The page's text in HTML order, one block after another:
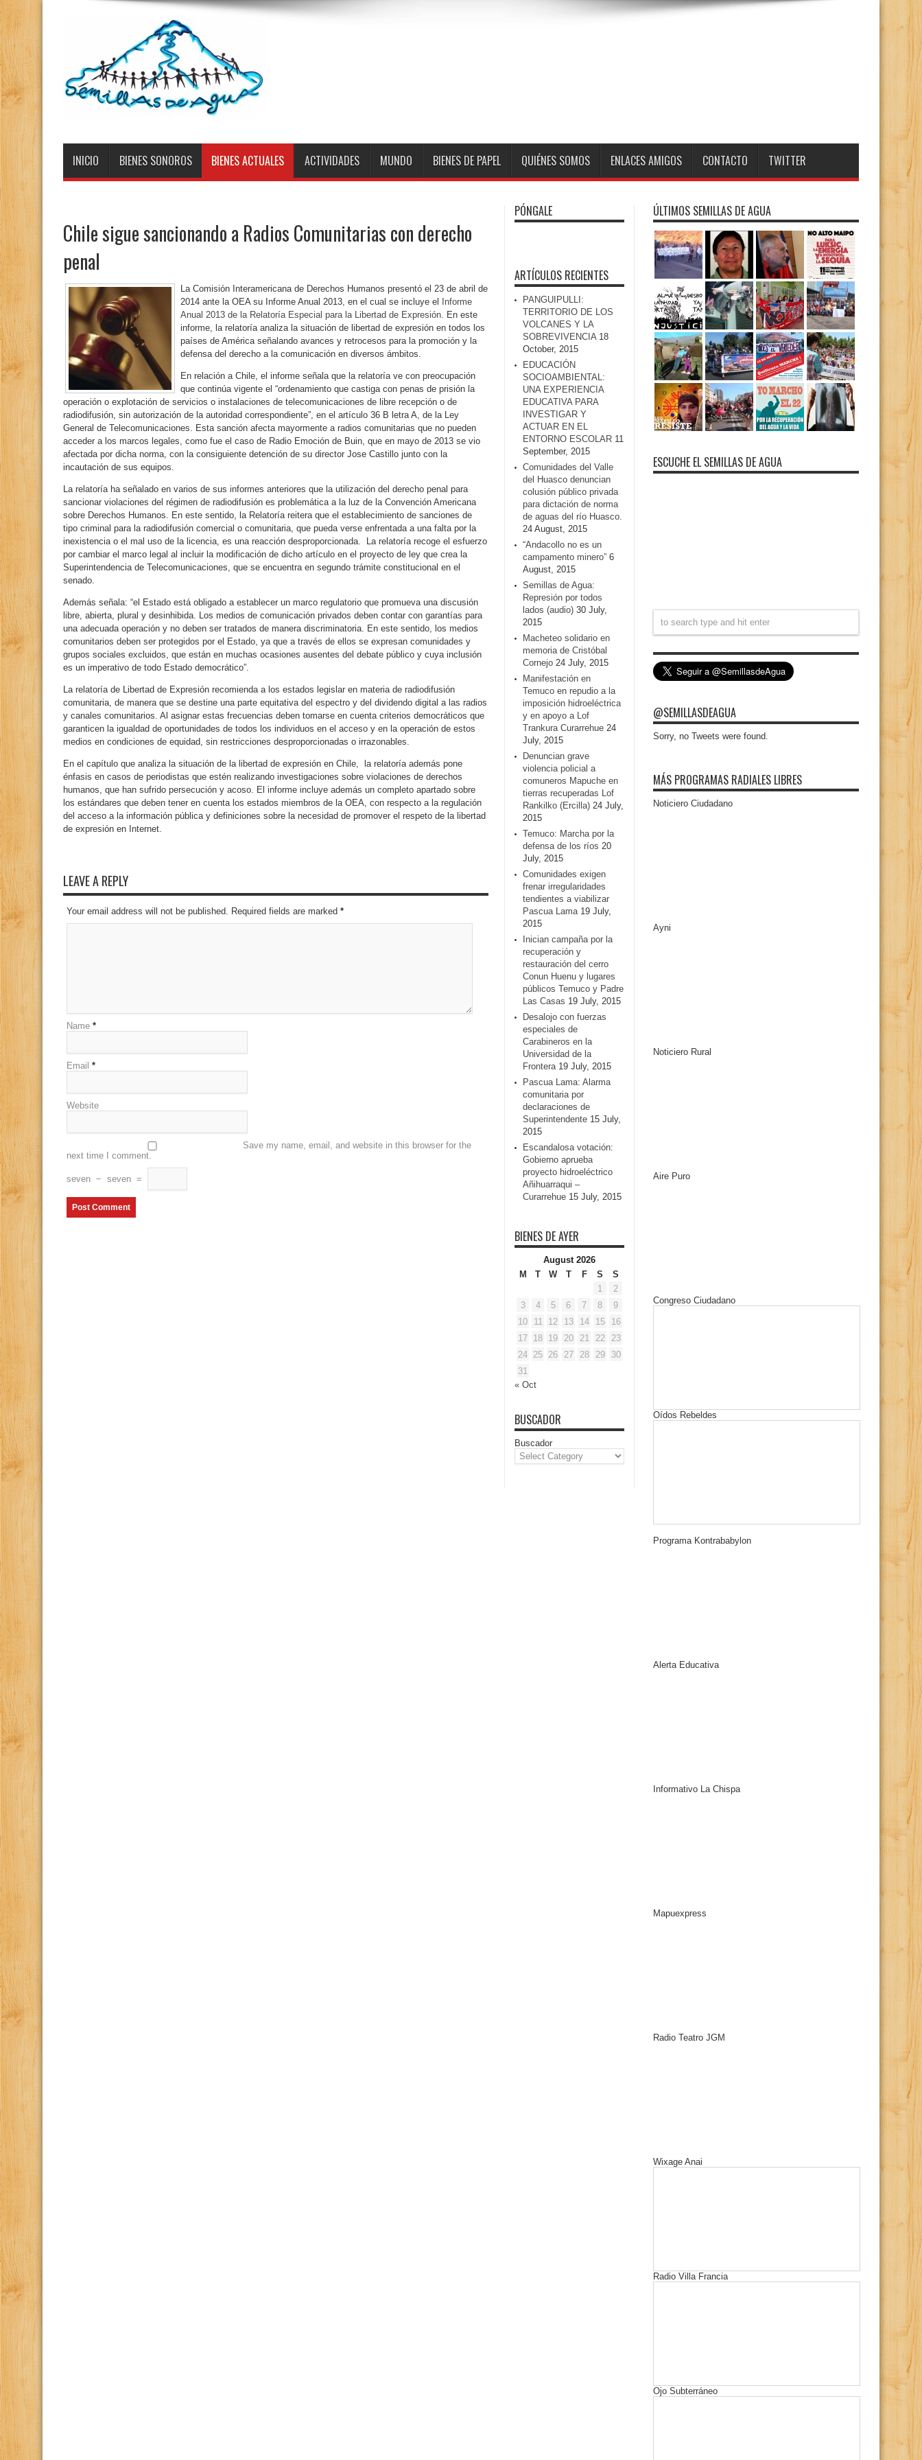
INICIO BIENES SONOROS BIENES ACTUALES ACTIVIDADES MUNDO BIENES DE PAPEL QUIÉNES SOMOS ENLACES AMIGOS CONTACTO TWITTER
Chile sigue sancionando a Radios Comunitarias con derecho
penal
La Comisión Interamericana de Derechos Humanos presentó el 23 de abril de
2014 ante la OEA su Informe Anual 2013, en el cual se incluye el
Informe
Anual 2013 de la Relatoría Especial para la Libertad de Expresión. En este
informe, la relatoría analiza la situación de libertad de expresión en todos los
países de América señalando avances y retrocesos para la promoción y la
defensa del derecho a la comunicación en diversos ámbitos.
En relación a Chile, el informe señala que la relatoría ve con preocupación
que continúa vigente el “ordenamiento que castiga con penas de prisión la
operación o explotación de servicios o instalaciones de telecomunicaciones de libre recepción o de
radiodifusión, sin autorización de la autoridad correspondiente”, en el artículo 36 B letra A, de la Ley
General de Telecomunicaciones. Esta sanción afecta mayormente a radios comunitarias que no pueden
acceder a los marcos legales, como fue el caso de Radio Emoción de Buin, que en mayo de 2013 se vio
afectada por dicha norma, con la consiguiente detención de su director Jose Castillo junto con la
incautación de sus equipos.
La relatoría ha señalado en varios de sus informes anteriores que la utilización del derecho penal para
sancionar violaciones del régimen de radiodifusión es problemática a la luz de la Convención Americana
sobre Derechos Humanos. En este sentido, la Relatoría reitera que el establecimiento de sanciones de
tipo criminal para la radiodifusión comercial o comunitaria, que pueda verse enfrentada a una falta por la
inexistencia o el mal uso de la licencia, es una reacción desproporcionada. La relatoría recoge el esfuerzo
por cambiar el marco legal al incluir la modificación de dicho artículo en el proyecto de ley que crea la
Superintendencia de Telecomunicaciones, que se encuentra en segundo trámite constitucional en el
senado.
Además señala: “el Estado está obligado a establecer un marco regulatorio que promueva una discusión
libre, abierta, plural y desinhibida. Los medios de comunicación privados deben contar con garantías para
una adecuada operación y no deben ser tratados de manera discriminatoria. En este sentido, los medios
comunitarios deben ser protegidos por el Estado, ya que a través de ellos se expresan comunidades y
grupos sociales excluidos, que están en muchas ocasiones ausentes del debate público y cuya inclusión
es un imperativo de todo Estado democrático”.
La relatoría de Libertad de Expresión recomienda a los estados legislar en materia de radiodifusión
comunitaria, de manera que se destine una parte equitativa del espectro y del dividendo digital a las radios
y canales comunitarios. Al asignar estas frecuencias deben tomarse en cuenta criterios democráticos que
garanticen la igualdad de oportunidades de todos los individuos en el acceso y en la operación de estos
medios en condiciones de equidad, sin restricciones desproporcionadas o irrazonables.
En el capítulo que analiza la situación de la libertad de expresión en Chile, la relatoría además pone
énfasis en casos de periodistas que estén realizando investigaciones sobre violaciones de derechos
humanos, que han sufrido persecución y acoso. El informe incluye además un completo apartado sobre
los estándares que deben tener en cuenta los estados miembros de la OEA, con respecto a la regulación
del acceso a la información pública y definiciones sobre la necesidad de promover el respeto de la libertad
de expresión en Internet.
LEAVE A REPLY
Your email address will not be published. Required fields are marked *
Name *
Email *
Website
Save my name, email, and website in this browser for the
next time I comment.
seven − seven =
PÓNGALE
ARTÍCULOS RECIENTES
PANGUIPULLI:
TERRITORIO DE LOS
VOLCANES Y LA
SOBREVIVENCIA 18
October, 2015
EDUCACIÓN
SOCIOAMBIENTAL:
UNA EXPERIENCIA
EDUCATIVA PARA
INVESTIGAR Y
ACTUAR EN EL
ENTORNO ESCOLAR 11
September, 2015
Comunidades del Valle
del Huasco denuncian
colusión público privada
para dictación de norma
de aguas del río Huasco.
24 August, 2015
“Andacollo no es un
campamento minero” 6
August, 2015
Semillas de Agua:
Represión por todos
lados (audio) 30 July,
2015
Macheteo solidario en
memoria de Cristóbal
Cornejo 24 July, 2015
Manifestación en
Temuco en repudio a la
imposición hidroeléctrica
y en apoyo a Lof
Trankura Curarrehue 24
July, 2015
Denuncian grave
violencia policial a
comuneros Mapuche en
tierras recuperadas Lof
Rankilko (Ercilla) 24 July,
2015
Temuco: Marcha por la
defensa de los ríos 20
July, 2015
Comunidades exigen
frenar irregularidades
tendientes a viabilizar
Pascua Lama 19 July,
2015
Inician campaña por la
recuperación y
restauración del cerro
Conun Huenu y lugares
públicos Temuco y Padre
Las Casas 19 July, 2015
Desalojo con fuerzas
especiales de
Carabineros en la
Universidad de la
Frontera 19 July, 2015
Pascua Lama: Alarma
comunitaria por
declaraciones de
Superintendente 15 July,
2015
Escandalosa votación:
Gobierno aprueba
proyecto hidroeléctrico
Añihuarraqui –
Curarrehue 15 July, 2015
BIENES DE AYER
August 2026
M
T W T F S
S
1
2
3
4 5 6 7 8
9
10
11 12 13 14 15
16
17 18 19 20 21 22
23
24 25 26 27 28 29
30
31
« Oct
BUSCADOR
Buscador
ÚLTIMOS SEMILLAS DE AGUA
ESCUCHE EL SEMILLAS DE AGUA
@SEMILLASDEAGUA
Sorry, no Tweets were found.
MÁS PROGRAMAS RADIALES LIBRES
Noticiero Ciudadano
Ayni
Noticiero Rural
Aire Puro
Congreso Ciudadano
Oídos Rebeldes
Programa Kontrababylon
Alerta Educativa
Informativo La Chispa
Mapuexpress
Radio Teatro JGM
Wixage Anai
Radio Villa Francia
Ojo Subterráneo